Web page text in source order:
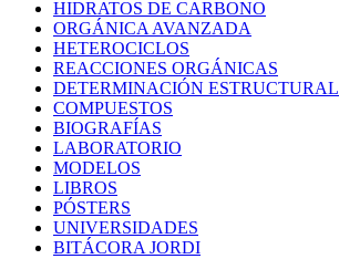
HIDRATOS DE CARBONO
ORGÁNICA AVANZADA
HETEROCICLOS
REACCIONES ORGÁNICAS
DETERMINACIÓN ESTRUCTURAL
COMPUESTOS
BIOGRAFÍAS
LABORATORIO
MODELOS
LIBROS
PÓSTERS
UNIVERSIDADES
BITÁCORA JORDI